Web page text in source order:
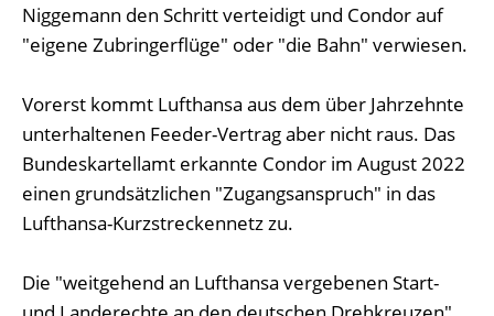
Niggemann den Schritt verteidigt und Condor auf
"eigene Zubringerflüge" oder "die Bahn" verwiesen.
Vorerst kommt Lufthansa aus dem über Jahrzehnte
unterhaltenen Feeder-Vertrag aber nicht raus. Das
Bundeskartellamt erkannte Condor im August 2022
einen grundsätzlichen "Zugangsanspruch" in das
Lufthansa-Kurzstreckennetz zu.
Die "weitgehend an Lufthansa vergebenen Start-